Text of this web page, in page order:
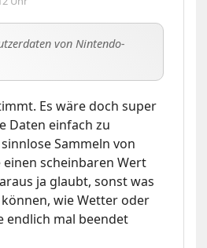
von Nintendo-
Es wäre doch super
Daten einfach zu
Sammeln von
scheinbaren Wert
ja glaubt, sonst was
wie Wetter oder
endlich mal beendet